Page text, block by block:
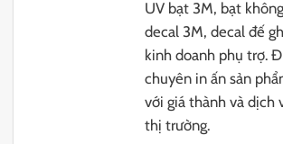
UV bạt 3M, bạt
decal 3M, decal đế
kinh doanh phụ trợ.
chuyên in ấn sản
với giá thành và dịch
thị trường.